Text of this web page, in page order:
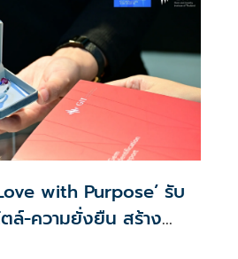
with Purpose’ รับ
ล์-ความยั่งยืน สร้าง